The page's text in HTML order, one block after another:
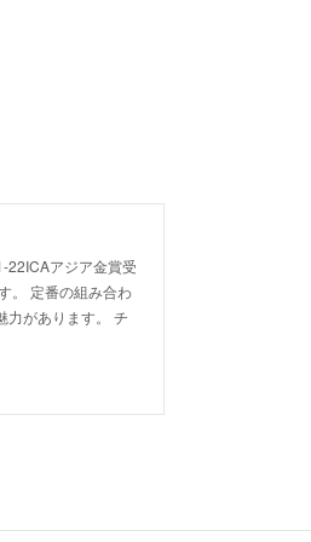
22ICAアジア金賞受
。 定番の組み合わ
力があります。 チ